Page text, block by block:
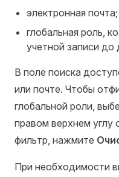
электронная почта;
глобальная роль,
учетной записи до
В поле поиска
или почте. Чтобы
глобальной роли,
правом верхнем углу
фильтр, нажмите
При необходимости